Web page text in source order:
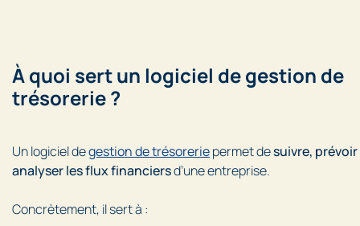
À quoi sert un logiciel de gestion de
trésorerie ?
Un logiciel degestion de trésoreriepermet desuivre,
analyser les flux financiersd’une entreprise.
Concrètement, il sert à :